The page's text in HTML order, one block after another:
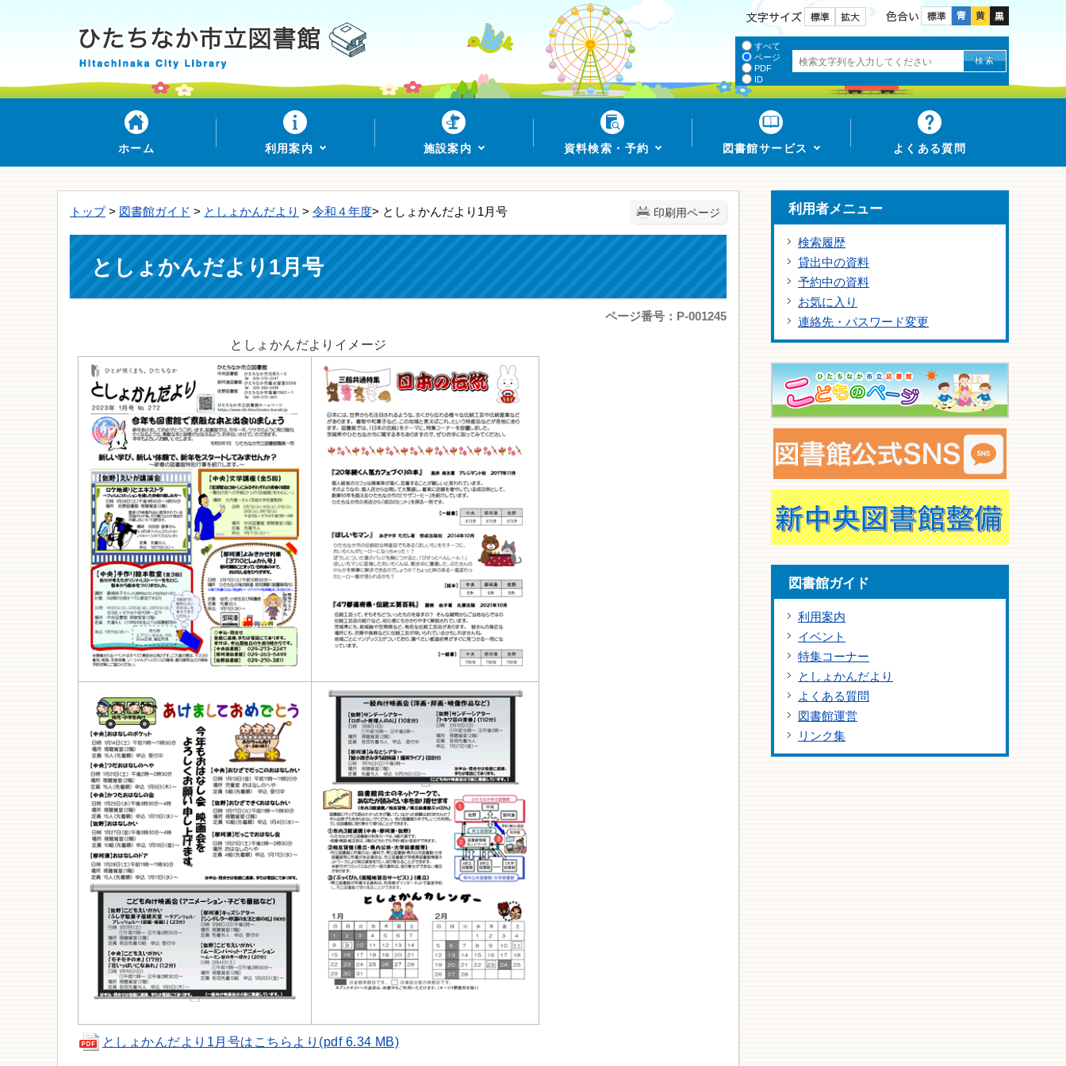
色合い
文字サイズ
すべて
ページ
PDF
ID
ホーム 利用案内 施設案内 資料検索・予約 図書館サービス よくある質問
印刷用ページ
トップ> 図書館ガイド > としょかんだより > 令和４年度> としょかんだより1月号
としょかんだより1月号
ページ番号：P-001245
としょかんだよりイメージ
としょかんだより1月号はこちらより(pdf 6.34 MB)
利用者メニュー
検索履歴
貸出中の資料
予約中の資料
お気に入り
連絡先・パスワード変更
図書館ガイド
利用案内
イベント
特集コーナー
としょかんだより
よくある質問
図書館運営
リンク集